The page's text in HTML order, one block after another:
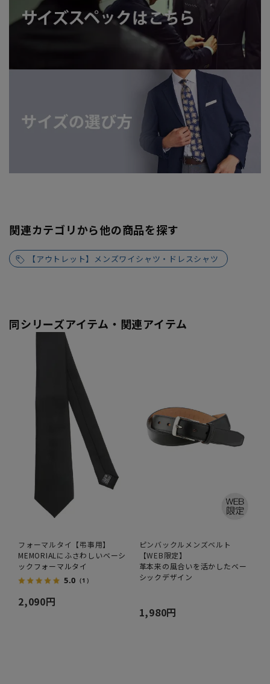
関連カテゴリから他の商品を探す
【アウトレット】メンズワイシャツ・ドレスシャツ
同シリーズアイテム・関連アイテム
フォーマルタイ【弔事用】
MEMORIALにふさわしいベーシ
ックフォーマルタイ
5.0 （1）
2,090円
ピンバックルメンズベルト
【WEB限定】
革本来の風合いを活かしたベー
シックデザイン
1,980円